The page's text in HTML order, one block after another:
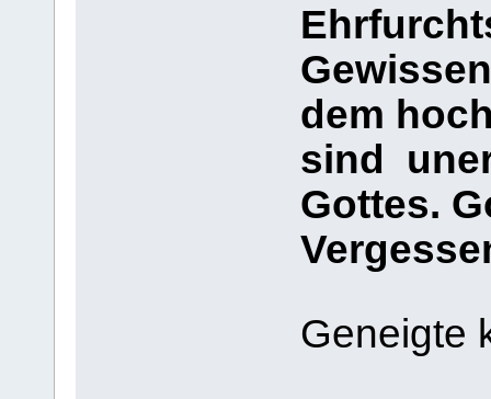
dem
sind
Gottes.
Geneigte